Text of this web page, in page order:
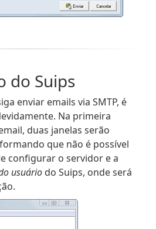
do Suips
enviar emails via SMTP, é
Na primeira
duas janelas serão
que não é possível
configurar o servidor e a
usuário do Suips, onde será